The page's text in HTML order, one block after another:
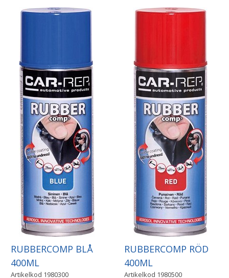
RUBBERCOMP BLÅ
400ML
Artikelkod 1980300
RUBBERCOMP RÖD
400ML
Artikelkod 1980500